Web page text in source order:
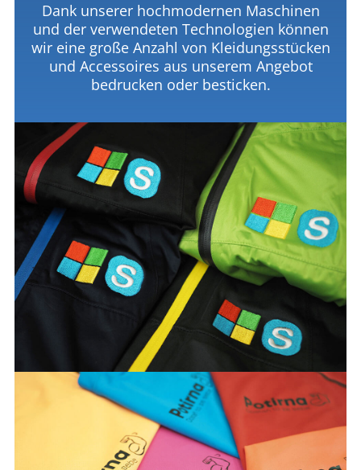
Dank unserer hochmodernen Maschinen
und der verwendeten Technologien können
wir eine große Anzahl von Kleidungsstücken
und Accessoires aus unserem Angebot
bedrucken oder besticken.